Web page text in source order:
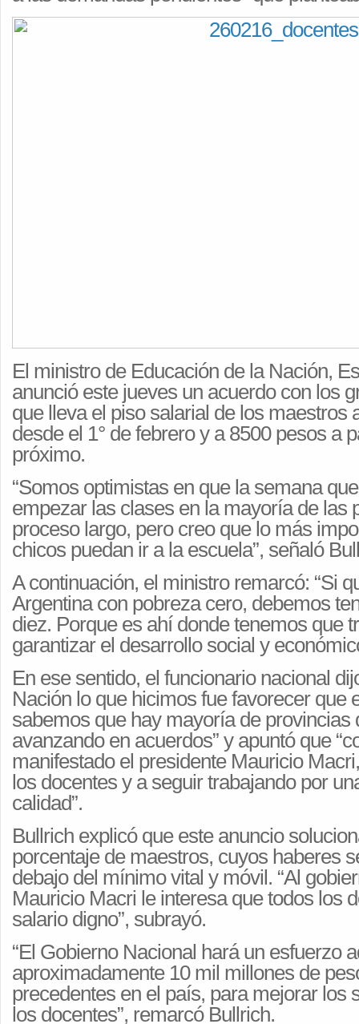
El ministro de Educación de la Nación,
anunció este jueves un acuerdo con los
que lleva el piso salarial de los maestros
desde el 1° de febrero y a 8500 pesos a
próximo.
“Somos optimistas en que la semana
empezar las clases en la mayoría de las
proceso largo, pero creo que lo más
chicos puedan ir a la escuela”, señaló
A continuación, el ministro remarcó: “Si
Argentina con pobreza cero, debemos
diez. Porque es ahí donde tenemos que
garantizar el desarrollo social y
En ese sentido, el funcionario nacional
Nación lo que hicimos fue favorecer que
sabemos que hay mayoría de provincias
avanzando en acuerdos” y apuntó que
manifestado el presidente Mauricio
los docentes y a seguir trabajando por
calidad”.
Bullrich explicó que este anuncio
porcentaje de maestros, cuyos haberes
debajo del mínimo vital y móvil. “Al
Mauricio Macri le interesa que todos los
salario digno”, subrayó.
“El Gobierno Nacional hará un esfuerzo
aproximadamente 10 mil millones de
precedentes en el país, para mejorar los
los docentes”, remarcó Bullrich.